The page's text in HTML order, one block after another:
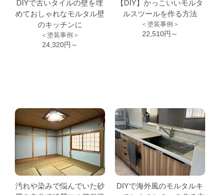
DIYで古いタイルの壁を埋
めておしゃれなモルタル壁
のキッチンに
＜塗装事例＞
24,320円～
【DIY】かっこいいモルタ
ルスツールを作る方法
＜塗装事例＞
22,510円～
汚れや染みで悩んでいた砂
DIYで海外風のモルタルキ